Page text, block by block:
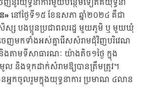
នូវយុទ្ធនាការមួយបន្ថែមទៀតគឺយុទ្ធនា
»នៅថ្ងៃទី១៥ ខែឧសភា ឆ្នាំ២០២៤ គឺជា
ស្ស បងប្អូនប្រជាពលរដ្ឋ មួយភូមិ ឬ មួយឃុំ
ញមកទាំងអស់គ្នារើសសំរាមជុំវិញបរិវេណ
និងតាមទីសាធារណៈ យ៉ាងតិច១ថ្ងៃ ក្នុង
ល និងទុកដាក់សំរាមឱ្យបានត្រឹមត្រូវ។
នកចូលរួមក្នុងយុទ្ធនាការ ប្រមាណ ៤លាន